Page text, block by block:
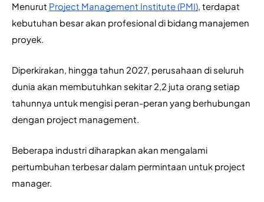
Menurut Project Management Institute (PMI), terdapat
kebutuhan besar akan profesional di bidang manajemen
proyek.
Diperkirakan, hingga tahun 2027, perusahaan di seluruh
dunia akan membutuhkan sekitar 2,2 juta orang setiap
tahunnya untuk mengisi peran-peran yang berhubungan
dengan project management.
Beberapa industri diharapkan akan mengalami
pertumbuhan terbesar dalam permintaan untuk project
manager.